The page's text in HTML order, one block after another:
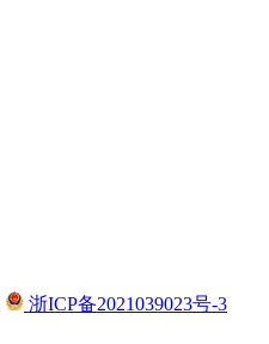
浙ICP备2021039023号-3